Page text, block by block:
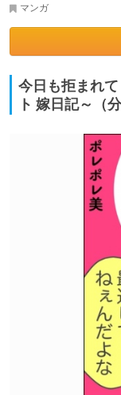
マンガ
今日も拒まれ
ト 嫁日記～（